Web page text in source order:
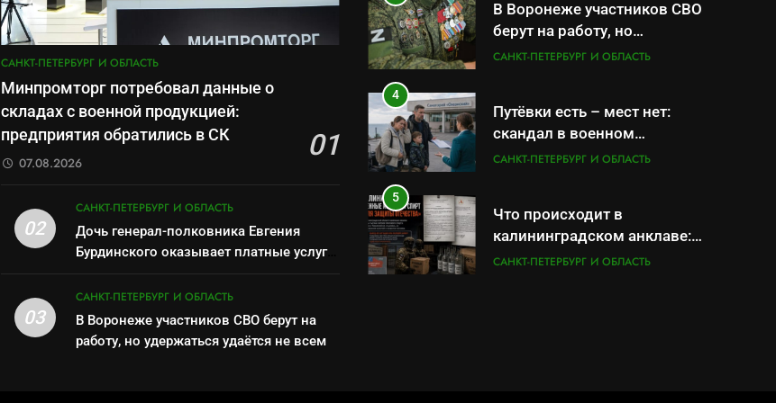
САНКТ-ПЕТЕРБУРГ И ОБЛАСТЬ
Минпромторг потребовал данные о
складах с военной продукцией:
предприятия обратились в СК
01
07.08.2026
02
САНКТ-ПЕТЕРБУРГ И ОБЛАСТЬ
Дочь генерал-полковника Евгения
Бурдинского оказывает платные услуги
бронирования
03
САНКТ-ПЕТЕРБУРГ И ОБЛАСТЬ
В Воронеже участников СВО берут на
работу, но удержаться удаётся не всем
В Воронеже участников СВО
берут на работу, но
удержаться удаётся не всем
САНКТ-ПЕТЕРБУРГ И ОБЛАСТЬ
4
Путёвки есть – мест нет:
скандал в военном
санатории Владивостока
САНКТ-ПЕТЕРБУРГ И ОБЛАСТЬ
5
Что происходит в
калининградском анклаве:
военные изымают спирт
САНКТ-ПЕТЕРБУРГ И ОБЛАСТЬ